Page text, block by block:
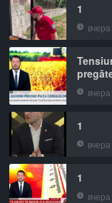
1
вчера
вчера
1
вчера
1
вчера